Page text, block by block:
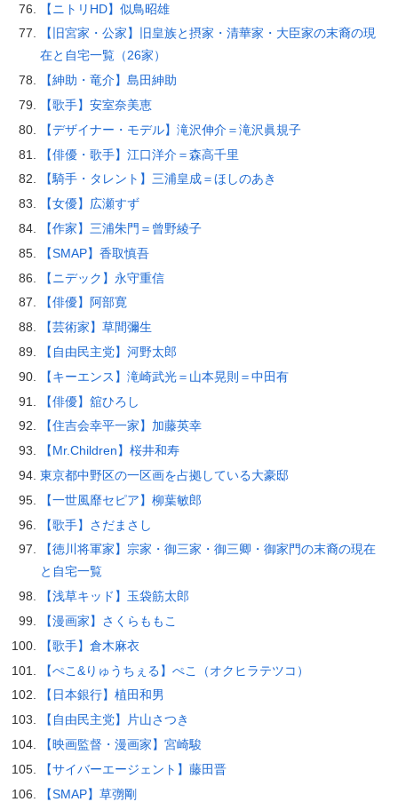
【ニトリHD】似鳥昭雄
【旧宮家・公家】旧皇族と摂家・清華家・大臣家の末裔の現
在と自宅一覧（26家）
【紳助・竜介】島田紳助
【歌手】安室奈美恵
【デザイナー・モデル】滝沢伸介＝滝沢眞規子
【俳優・歌手】江口洋介＝森高千里
【騎手・タレント】三浦皇成＝ほしのあき
【女優】広瀬すず
【作家】三浦朱門＝曾野綾子
【SMAP】香取慎吾
【ニデック】永守重信
【俳優】阿部寛
【芸術家】草間彌生
【自由民主党】河野太郎
【キーエンス】滝崎武光＝山本晃則＝中田有
【俳優】舘ひろし
【住吉会幸平一家】加藤英幸
【Mr.Children】桜井和寿
東京都中野区の一区画を占拠している大豪邸
【一世風靡セピア】柳葉敏郎
【歌手】さだまさし
【徳川将軍家】宗家・御三家・御三卿・御家門の末裔の現在
と自宅一覧
【浅草キッド】玉袋筋太郎
【漫画家】さくらももこ
【歌手】倉木麻衣
【ぺこ&りゅうちぇる】ぺこ（オクヒラテツコ）
【日本銀行】植田和男
【自由民主党】片山さつき
【映画監督・漫画家】宮崎駿
【サイバーエージェント】藤田晋
【SMAP】草彅剛